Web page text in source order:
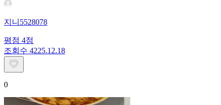
지니5528078
평점 4점
조회수 4225.12.18
0